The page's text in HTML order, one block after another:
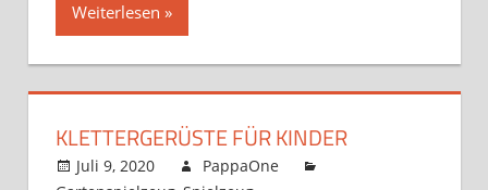
Weiterlesen
KLETTERGERÜSTE FÜR KINDER
Juli 9, 2020
PappaOne